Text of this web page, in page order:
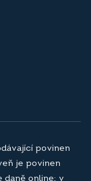
povinen
je povinen
daně online; v